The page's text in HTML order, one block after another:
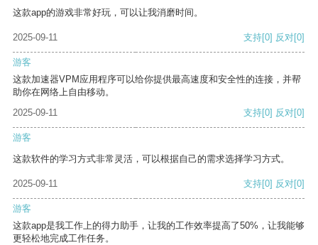
这款app的游戏非常好玩，可以让我消磨时间。
2025-09-11 支持[0] 反对[0]
游客
这款加速器VPM应用程序可以给你提供最高速度和安全性的连接，并帮
助你在网络上自由移动。
2025-09-11
支持[0] 反对[0]
游客
这款软件的学习方式非常灵活，可以根据自己的需求选择学习方式。
2025-09-11 支持[0] 反对[0]
游客
这款app是我工作上的得力助手，让我的工作效率提高了50%，让我能够
更轻松地完成工作任务。